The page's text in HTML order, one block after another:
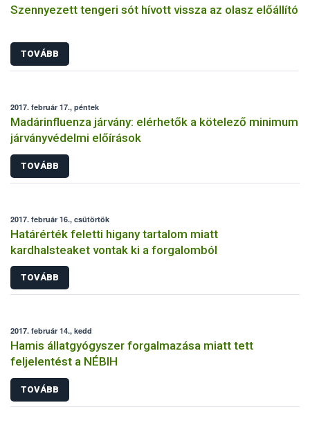
Szennyezett tengeri sót hívott vissza az olasz előállító
TOVÁBB
2017. február 17., péntek
Madárinfluenza járvány: elérhetők a kötelező minimum
járványvédelmi előírások
TOVÁBB
2017. február 16., csütörtök
Határérték feletti higany tartalom miatt
kardhalsteaket vontak ki a forgalomból
TOVÁBB
2017. február 14., kedd
Hamis állatgyógyszer forgalmazása miatt tett
feljelentést a NÉBIH
TOVÁBB